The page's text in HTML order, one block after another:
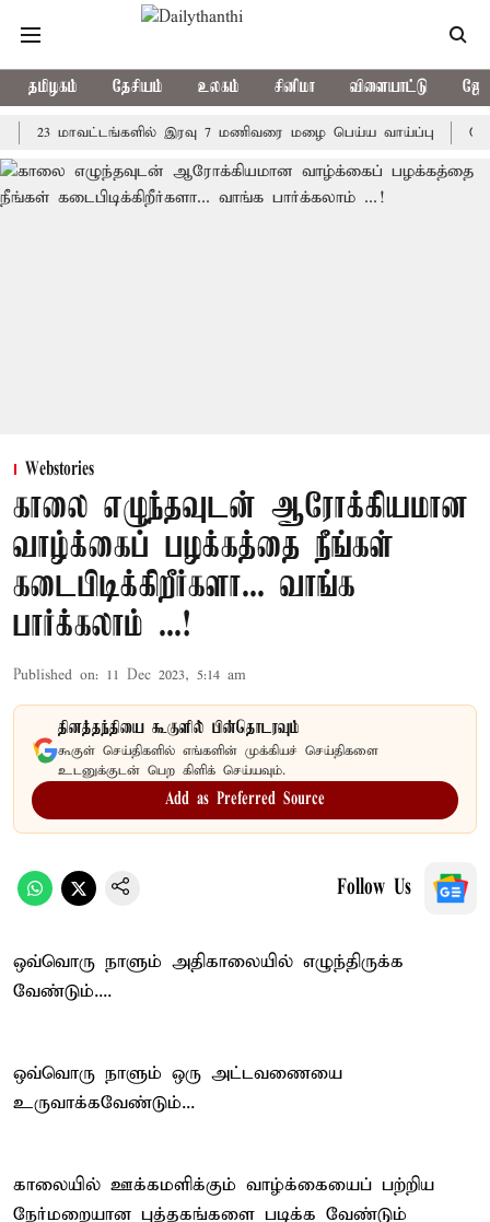
தமிழகம் தேசியம் உலகம் சினிமா விளையாட்டு
மாவட்டங்களில் இரவு 7 மணிவரை மழை பெய்ய வாய்ப்பு கொரிய
Webstories
காலை எழுந்தவுடன் ஆரோக்கியமான
வாழ்க்கைப் பழக்கத்தை நீங்கள்
கடைபிடிக்கிறீர்களா... வாங்க
பார்க்கலாம் ...!
Published on: 11 Dec 2023, 5:14 am
தினத்தந்தியை கூகுளில் பின்தொடரவும்
கூகுள் செய்திகளில் எங்களின் முக்கியச் செய்திகளை
உடனுக்குடன் பெற கிளிக் செய்யவும்.
Add as Preferred Source
Follow Us
ஒவ்வொரு நாளும் அதிகாலையில் எழுந்திருக்க
வேண்டும்....
ஒவ்வொரு நாளும் ஒரு அட்டவணையை
உருவாக்கவேண்டும்...
காலையில் ஊக்கமளிக்கும் வாழ்க்கையைப் பற்றிய
நேர்மறையான புத்தகங்களை படிக்க வேண்டும்